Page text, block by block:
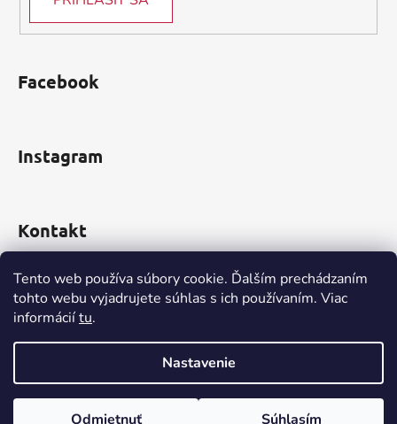
Tento web používa súbory cookie. Ďalším prechádzaním
tohto webu vyjadrujete súhlas s ich používaním. Viac
informáciítu.
Nastavenie
Odmietnuť Súhlasím
p
Facebook
Instagram
Kontakt
obchod@incomp.sk
0910 999 552
Vytvoril Shoptet